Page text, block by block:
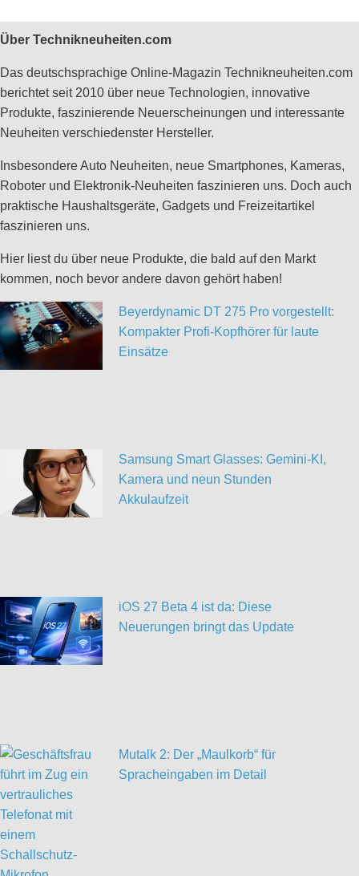
Über Technikneuheiten.com
Das deutschsprachige Online-Magazin Technikneuheiten.com
berichtet seit 2010 über neue Technologien, innovative
Produkte, faszinierende Neuerscheinungen und interessante
Neuheiten verschiedenster Hersteller.
Insbesondere Auto Neuheiten, neue Smartphones, Kameras,
Roboter und Elektronik-Neuheiten faszinieren uns. Doch auch
praktische Haushaltsgeräte, Gadgets und Freizeitartikel
faszinieren uns.
Hier liest du über neue Produkte, die bald auf den Markt
kommen, noch bevor andere davon gehört haben!
Beyerdynamic DT 275 Pro vorgestellt:
Kompakter Profi-Kopfhörer für laute
Einsätze
Samsung Smart Glasses: Gemini-KI,
Kamera und neun Stunden
Akkulaufzeit
iOS 27 Beta 4 ist da: Diese
Neuerungen bringt das Update
Mutalk 2: Der „Maulkorb“ für
Spracheingaben im Detail